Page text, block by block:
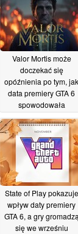
Valor Mortis może
doczekać się
opóźnienia po tym, jak
data premiery GTA 6
spowodowała
grze11/06/2026
State of Play pokazuje
wpływ daty premiery
GTA 6, a gry gromadzą
się we wrześniu